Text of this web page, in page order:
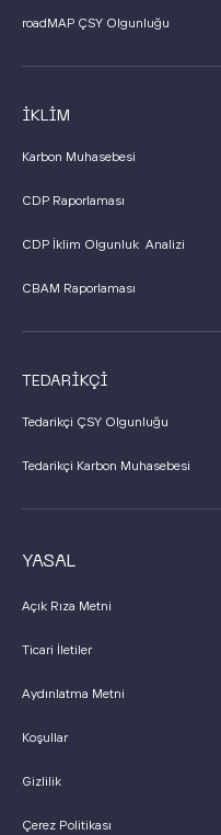
roadMAP ÇSY Olgunluğu
İKLİM
Karbon Muhasebesi
CDP Raporlaması
CDP İklim Olgunluk Analizi
CBAM Raporlaması
TEDARİKÇİ
Tedarikçi ÇSY Olgunluğu
Tedarikçi Karbon Muhasebesi
YASAL
Açık Rıza Metni
Ticari İletiler
Aydınlatma Metni
Koşullar
Gizlilik
Çerez Politikası